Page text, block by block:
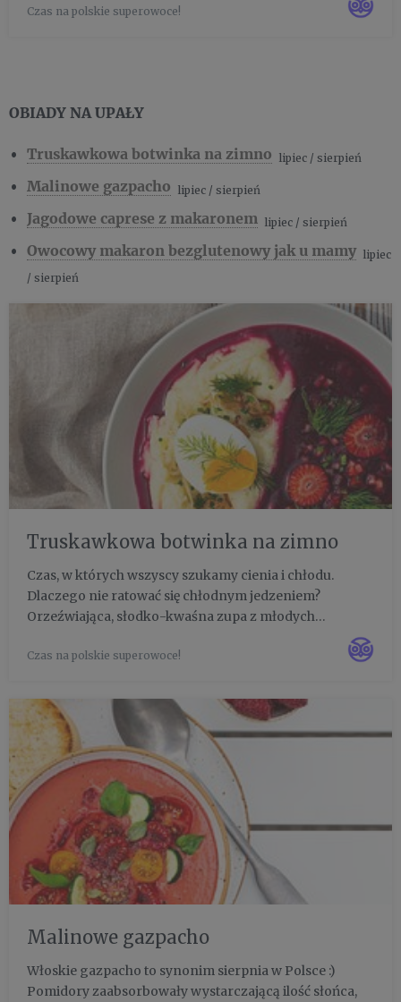
mlecznym, mącznym, orzechowym i warzywnym
Czas na polskie superowoce!
OBIADY NA UPAŁY
Truskawkowa botwinka na zimno lipiec / sierpień
Malinowe gazpacho lipiec / sierpień
Jagodowe caprese z makaronem lipiec / sierpień
Owocowy makaron bezglutenowy jak u mamy lipiec
/ sierpień
Truskawkowa botwinka na zimno
Czas, w których wszyscy szukamy cienia i chłodu.
Dlaczego nie ratować się chłodnym jedzeniem?
Orzeźwiająca, słodko-kwaśna zupa z młodych
buraczków, ale nietypowa, wzbogacona nietypowym
połączeniem z truskawkami - da odrobinę wytchnienia
Czas na polskie superowoce!
Malinowe gazpacho
Włoskie gazpacho to synonim sierpnia w Polsce :)
Pomidory zaabsorbowały wystarczającą ilość słońca,